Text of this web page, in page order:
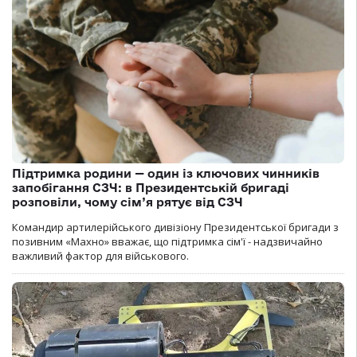
Підтримка родини — один із ключових чинників
запобігання СЗЧ: в Президентській бригаді
розповіли, чому сім’я рятує від СЗЧ
Командир артилерійського дивізіону Президентської бригади з
позивним «Махно» вважає, що підтримка сім'ї - надзвичайно
важливий фактор для військового.